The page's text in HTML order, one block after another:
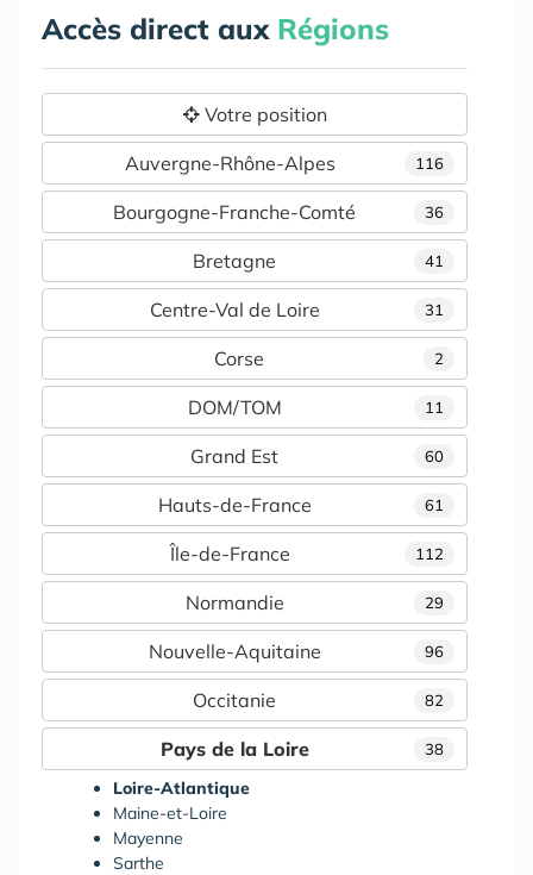
Accès direct aux Régions
Votre position
116
Auvergne-Rhône-Alpes
36
Bourgogne-Franche-Comté
41
Bretagne
31
Centre-Val de Loire
2
Corse
11
DOM/TOM
60
Grand Est
61
Hauts-de-France
112
Île-de-France
29
Normandie
96
Nouvelle-Aquitaine
82
Occitanie
38
Pays de la Loire
Loire-Atlantique
Maine-et-Loire
Mayenne
Sarthe